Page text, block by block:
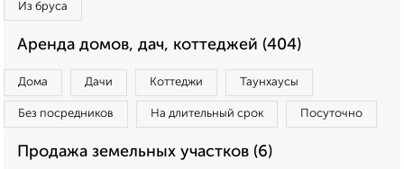
Из бруса
Аренда домов, дач, коттеджей (404)
Дома Дачи Коттеджи Таунхаусы
Без посредников На длительный срок Посуточно
Продажа земельных участков (6)